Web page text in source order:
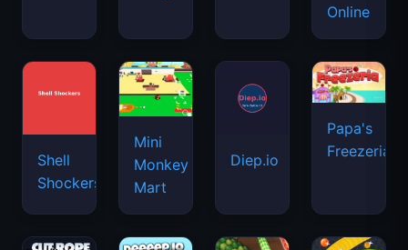
Online
Shell
Shockers
Mini
Monkey
Mart
Diep.io
Papa's
Freezeria